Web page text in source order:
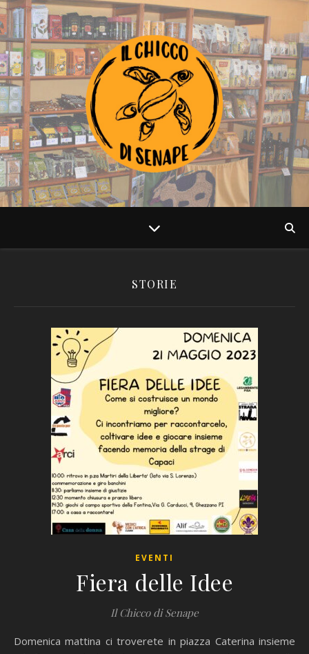
STORIE
EVENTI
Fiera delle Idee
Il Chicco di Senape
Domenica mattina ci troverete in piazza Caterina insieme